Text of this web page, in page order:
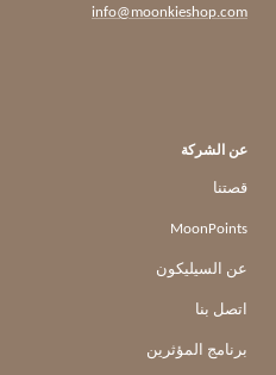
info@moonkieshop.com
عن الشركة
قصتنا
MoonPoints
عن السيليكون
اتصل بنا
برنامج المؤثرين